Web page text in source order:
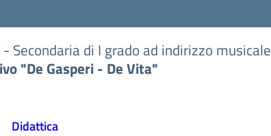
Secondaria di I grado ad indirizzo musicale
"De Gasperi - De Vita"
Didattica